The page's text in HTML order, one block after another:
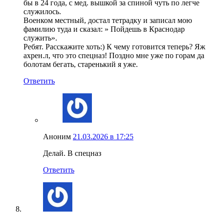
бы в 24 года, с мед. вышкой за спиной чуть по легче
служилось.
Военком местный, достал тетрадку и записал мою
фамилию туда и сказал: » Пойдешь в Краснодар
служить».
Ребят. Расскажите хоть:) К чему готовится теперь? Яж
ахрен.л, что это спецназ! Поздно мне уже по горам да
болотам бегать, старенький я уже.
Ответить
Аноним 21.03.2026 в 17:25
Делай. В спецназ
Ответить